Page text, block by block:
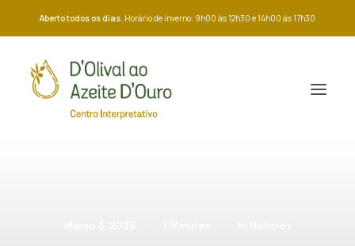
Aberto todos os dias. Horário de inverno: 9h00 às 12h30 e 14h00 às 17h30